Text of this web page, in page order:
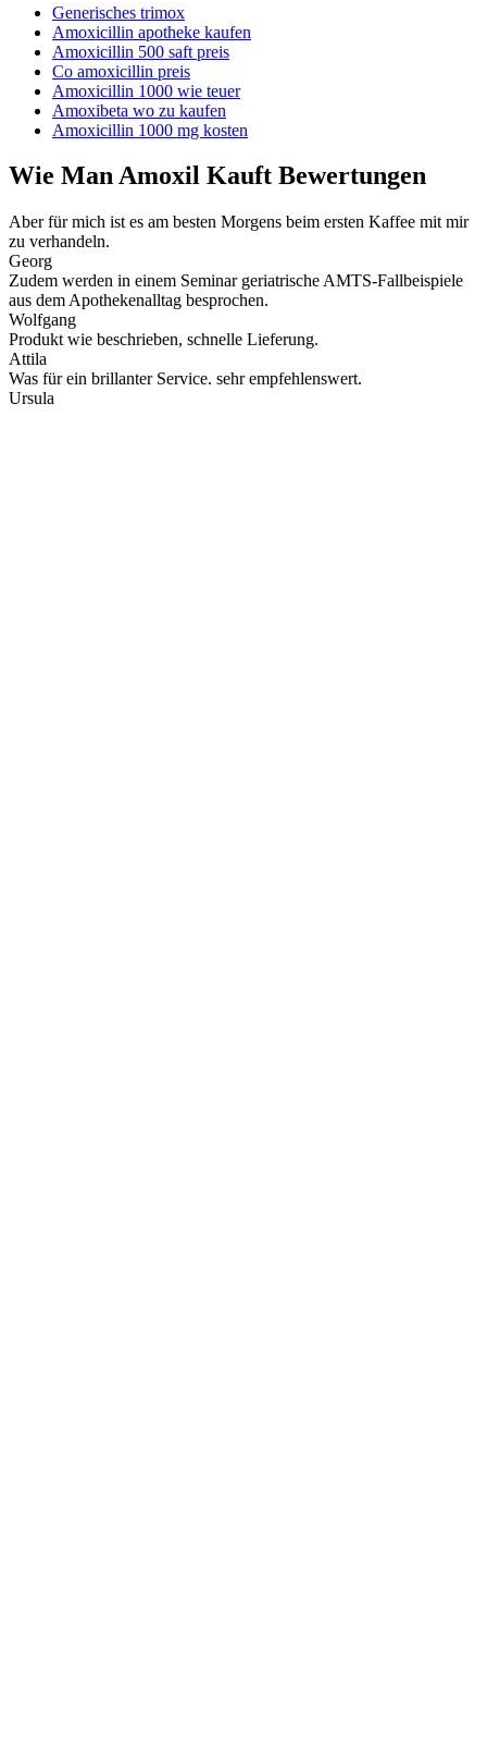
Generisches trimox
Amoxicillin apotheke kaufen
Amoxicillin 500 saft preis
Co amoxicillin preis
Amoxicillin 1000 wie teuer
Amoxibeta wo zu kaufen
Amoxicillin 1000 mg kosten
Wie Man Amoxil Kauft Bewertungen
Aber für mich ist es am besten Morgens beim ersten Kaffee mit mir
zu verhandeln.
Georg
Zudem werden in einem Seminar geriatrische AMTS-Fallbeispiele
aus dem Apothekenalltag besprochen.
Wolfgang
Produkt wie beschrieben, schnelle Lieferung.
Attila
Was für ein brillanter Service. sehr empfehlenswert.
Ursula